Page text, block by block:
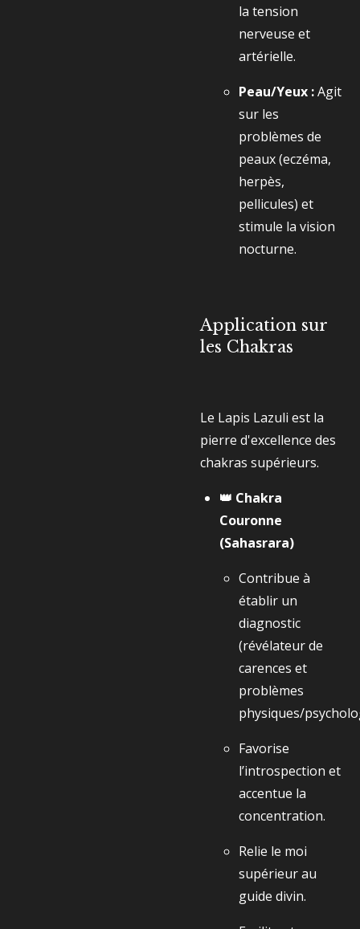
la tension
nerveuse et
artérielle.
Peau/Yeux :Agit
sur les
problèmes de
peaux (eczéma,
herpès,
pellicules) et
stimule la vision
nocturne.
Application sur
les Chakras
Le Lapis Lazuli est la
pierre d'excellence des
chakras supérieurs.
👑 Chakra
Couronne
(Sahasrara)
Contribue à
établir un
diagnostic
(révélateur de
carences et
problèmes
physiques/
Favorise
l’introspection et
accentue la
concentration.
Relie le moi
supérieur au
guide divin.